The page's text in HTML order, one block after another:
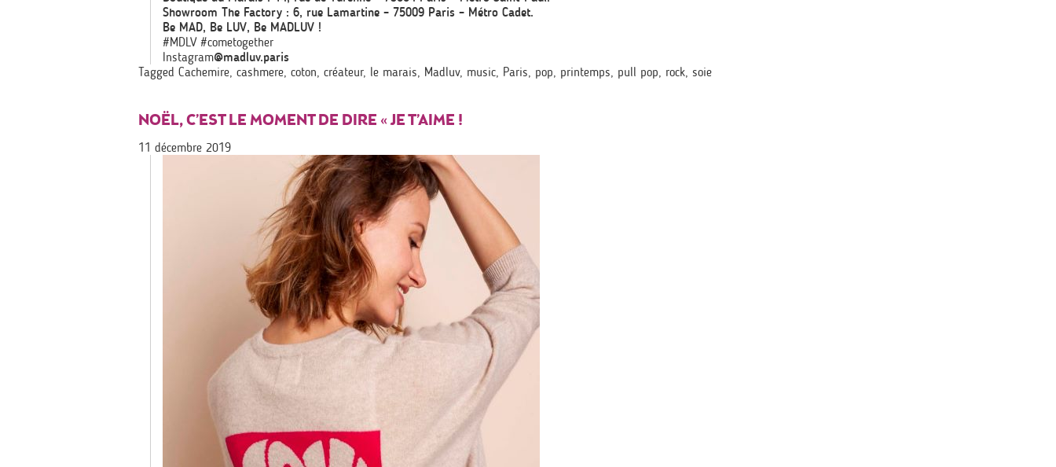
Showroom The Factory : 6, rue Lamartine – 75009 Paris – Métro Cadet.
Be MAD, Be LUV, Be MADLUV !
#MDLV #cometogether
Instagram@madluv.paris
Tagged Cachemire, cashmere, coton, créateur, le marais, Madluv, music, Paris, pop, printemps, pull pop, rock, soie
NOËL, C’EST LE MOMENT DE DIRE « JE T’AIME !
11 décembre 2019